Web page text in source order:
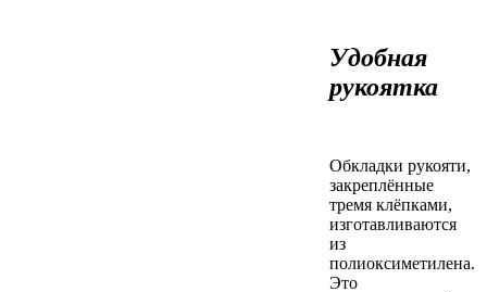
Удобная
рукоятка
Обкладки рукояти,
закреплённые
тремя клёпками,
изготавливаются
из
полиоксиметилена.
Это